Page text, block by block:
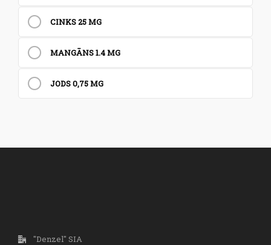
CINKS 25 MG
MANGĀNS 1.4 MG
JODS 0,75 MG
"Denzel" SIA